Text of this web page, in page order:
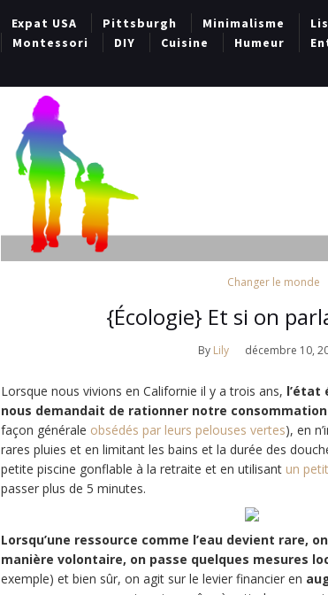
Expat USA Pittsburgh Minimalisme
Montessori
DIY Cuisine Humeur
Changer le monde
{Écologie} Et si on
By Lily décembre 10,
Lorsque nous vivions en Californie il y a trois ans, l’état
nous demandait de rationner notre consommation
façon générale obsédés par leurs pelouses vertes), en
rares pluies et en limitant les bains et la durée des
petite piscine gonflable à la retraite et en utilisant un
passer plus de 5 minutes.
Lorsqu’une ressource comme l’eau devient rare,
manière volontaire, on passe quelques mesures
exemple) et bien sûr, on agit sur le levier financier en